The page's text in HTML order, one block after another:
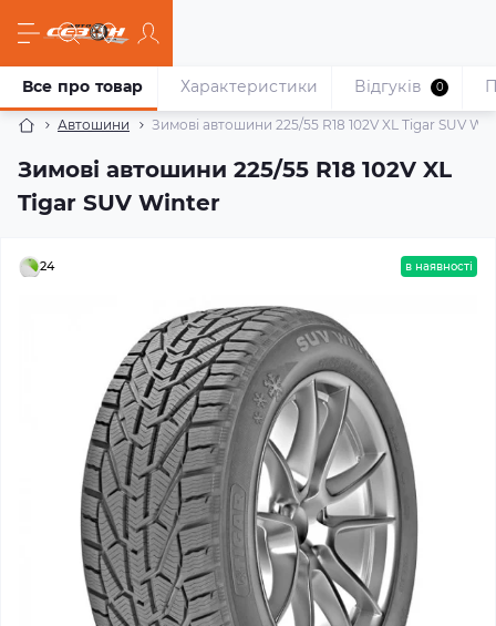
Автошини Зимові автошини 225/55 R18 102V XL Tigar SUV
Зимові автошини 225/55 R18 102V XL
Tigar SUV Winter
Все про товар Характеристики Відгуків 0
24 в наявності